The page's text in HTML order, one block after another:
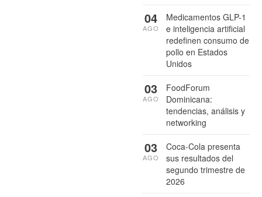
Medicamentos GLP-1
e inteligencia artificial
redefinen consumo de
pollo en Estados
Unidos
04
AGO
FoodForum
Dominicana:
tendencias, análisis y
networking
03
AGO
Coca-Cola presenta
sus resultados del
segundo trimestre de
2026
03
AGO